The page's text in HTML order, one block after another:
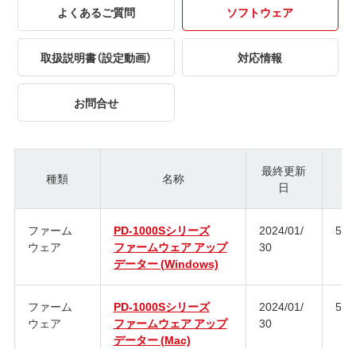
よくあるご質問 ソフトウェア
取扱説明書（設定動画） 対応情報
お問合せ
種類 名称
最終更新
日
ジ
ファーム
ウェア
PD-1000Sシリーズ
ファームウェア アップ
データー (Windows)
2024/01/
30
ファーム
ウェア
PD-1000Sシリーズ
ファームウェア アップ
データー (Mac)
2024/01/
30